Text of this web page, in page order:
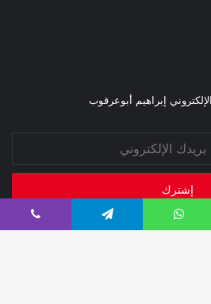
إبراهيم أبوعرقوب
تيلقرام ڤايبر